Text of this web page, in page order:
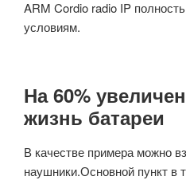
ARM Cordio radio IP
условиям.
На 60%
жизнь батареи
В качестве примера можно
наушники.Основной пункт в